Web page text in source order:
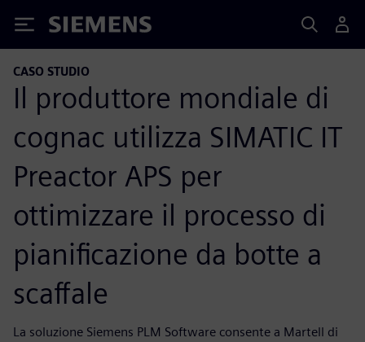
Siemens
CASO STUDIO
Il produttore mondiale di
cognac utilizza SIMATIC IT
Preactor APS per
ottimizzare il processo di
pianificazione da botte a
scaffale
La soluzione Siemens PLM Software consente a Martell di